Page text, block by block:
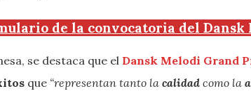
de la convocatoria del Dansk
se destaca que el Dansk Melodi Grand
que “representan tanto la calidad como la